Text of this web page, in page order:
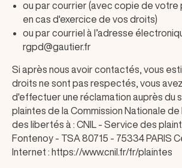
ou par courrier (avec copie de votre
en cas d'exercice de vos droits)
ou par courriel à l’adresse
rgpd@gautier.fr
Si après nous avoir contactés, vous
droits ne sont pas respectés, vous
d'effectuer une réclamation auprès du
plaintes de la Commission Nationale
des libertés à : CNIL - Service des
Fontenoy - TSA 80715 - 75334 PARIS
Internet : https://www.cnil.fr/fr/plaintes